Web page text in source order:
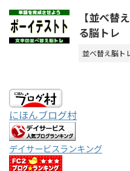
【並べ替
る脳トレ
並べ替え脳ト
にほんブログ村
デイサービスランキング